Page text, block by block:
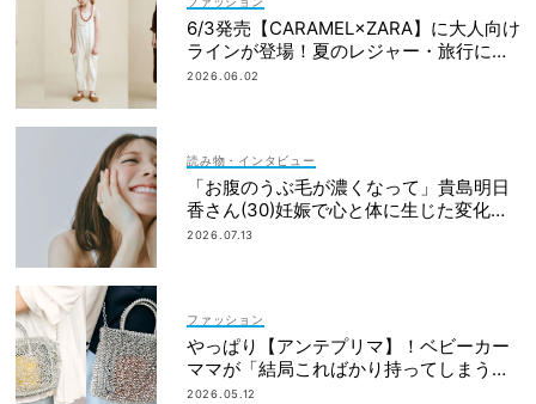
6/3発売【CARAMEL×ZARA】に大人向け
ラインが登場！夏のレジャー・旅行にも
おすすめ
2026.06.02
読み物・インタビュー
「お腹のうぶ毛が濃くなって」貴島明日
香さん(30)妊娠で心と体に生じた変化も
「愛しいです」
2026.07.13
ファッション
やっぱり【アンテプリマ】！ベビーカー
ママが「結局こればかり持ってしまう」
納得の理由
2026.05.12